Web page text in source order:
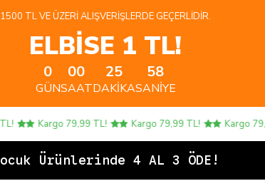
1500 TL VE ÜZERI ALIŞVERIŞLERDE GEÇERLIDIR.
ELBİSE 1 TL!
0
GÜN
00
SAAT
25
DAKIKA
58
SANIYE
Kargo 79,99 TL! Kargo 79,99 TL! Kargo 79,99
Ç